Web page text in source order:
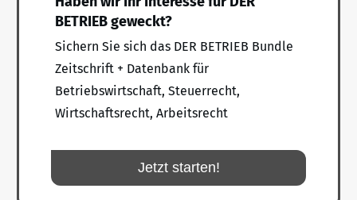
BETRIEB geweckt?
Sichern Sie sich das DER BETRIEB Bundle
Zeitschrift + Datenbank für
Betriebswirtschaft, Steuerrecht,
Wirtschaftsrecht, Arbeitsrecht
Jetzt starten!